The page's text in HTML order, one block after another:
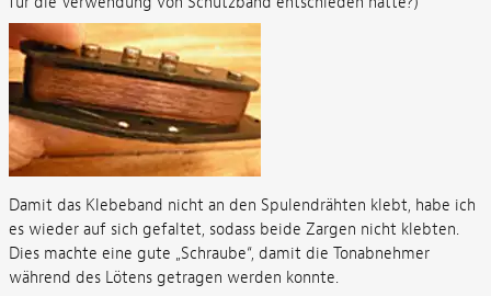
Damit das Klebeband nicht an den Spulendrähten klebt, habe ich
es wieder auf sich gefaltet, sodass beide Zargen nicht klebten.
Dies machte eine gute „Schraube“, damit die Tonabnehmer
während des Lötens getragen werden konnte.